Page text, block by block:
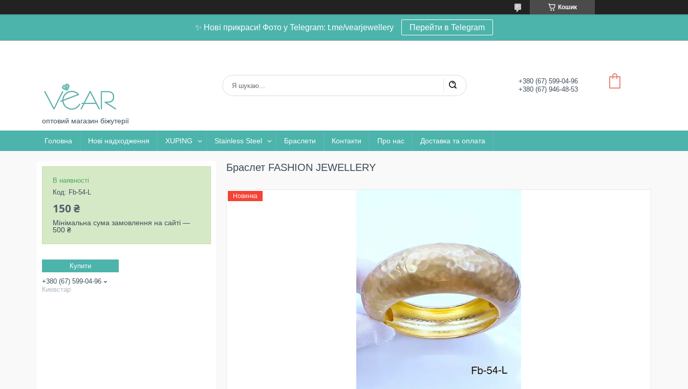
Кошик
✨ Нові прикраси! Фото у Telegram: t.me/vearjewellery Перейти в Telegram
оптовий магазин біжутерії
+380 (67) 599-04-96
+380 (67) 946-48-53
Головна Нові надходження XUPING Stainless Steel Браслети Контакти Про нас Доставка та оплата
Браслет FASHION JEWELLERY
Новинка
В наявності
Код: Fb-54-L
150 ₴
Мінімальна сума замовлення на сайті —
500 ₴
Купити
+380 (67) 599-04-96
Киевстар